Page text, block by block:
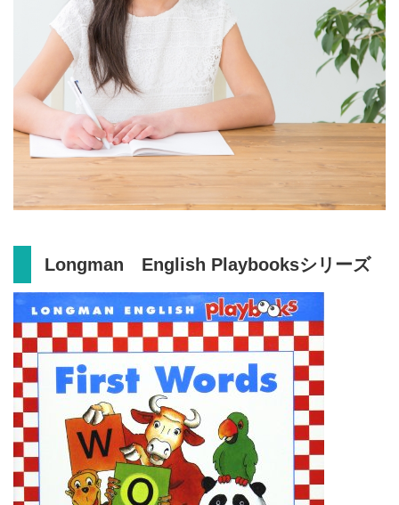
Longman English Playbooksシリーズ